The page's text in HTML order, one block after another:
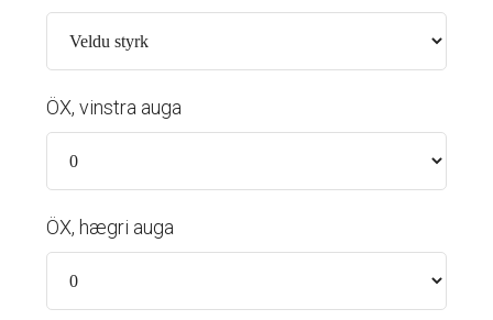
ÖX, vinstra auga
ÖX, hægri auga